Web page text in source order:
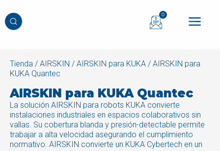
0
Tienda / AIRSKIN / AIRSKIN para KUKA / AIRSKIN para
KUKA Quantec
AIRSKIN para KUKA Quantec
La solución AIRSKIN para robots KUKA convierte
instalaciones industriales en espacios colaborativos sin
vallas. Su cobertura blanda y presión-detectable permite
trabajar a alta velocidad asegurando el cumplimiento
normativo. AIRSKIN convierte un KUKA Cybertech en un